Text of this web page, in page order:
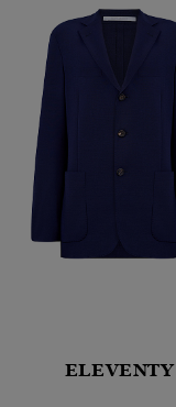
ELEVENTY